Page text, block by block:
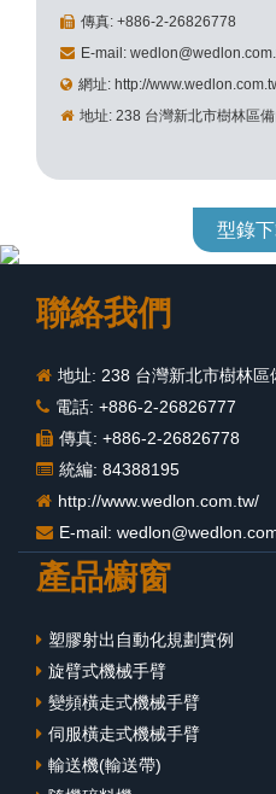
傳真: +886-2-26826778
E-mail:
網址: http://
地址: 238 台灣新北市樹林區
型錄
聯絡我們
地址: 238 台灣新北市樹林區
電話: +886-2-26826777
傳真: +886-2-26826778
統編: 84388195
http://www.wedlon.com.tw/
E-mail:
產品櫥窗
塑膠射出自動化規劃實例
旋臂式機械手臂
變頻橫走式機械手臂
伺服橫走式機械手臂
輸送機(輸送帶)